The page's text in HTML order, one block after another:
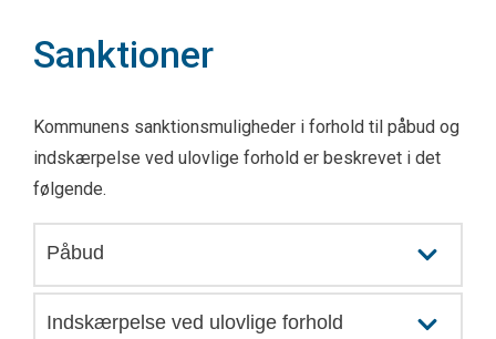
Sanktioner
Kommunens sanktionsmuligheder i forhold til påbud og
indskærpelse ved ulovlige forhold er beskrevet i det
følgende.
Påbud
Indskærpelse ved ulovlige forhold